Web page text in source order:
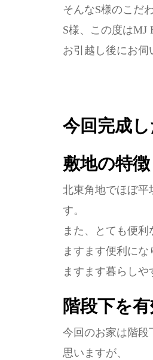
そんなS様のこだ
S様、この度はMJ
お引越し後にお
今回完成
敷地の特徴
北東角地でほぼ平
す。
また、とても便
ますます便利に
ますます暮らし
階段下を
今回のお家は階段
思いますが、